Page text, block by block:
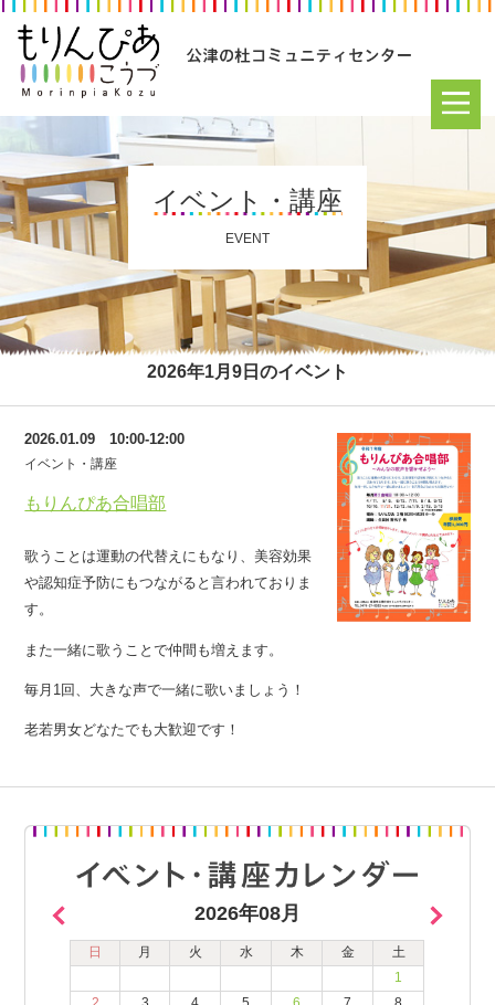
イベント・講座
EVENT
2026年1月9日のイベント
もりんぴあ合唱部
2026.01.09 10:00-12:00
イベント・講座
歌うことは運動の代替えにもなり、美容効果
や認知症予防にもつながると言われておりま
す。
また一緒に歌うことで仲間も増えます。
毎月1回、大きな声で一緒に歌いましょう！
老若男女どなたでも大歓迎です！
2026年08月
日 月 火 水 木 金
土
1